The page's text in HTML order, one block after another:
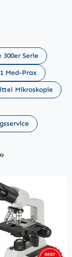
300er Serie
Med-Prax
Mikroskopie